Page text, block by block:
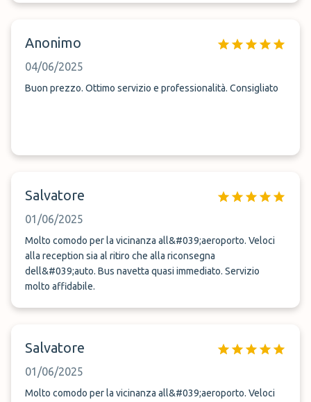
Anonimo
04/06/2025
Buon prezzo. Ottimo servizio e professionalità. Consigliato
Salvatore
01/06/2025
Molto comodo per la vicinanza all&#039;aeroporto. Veloci
alla reception sia al ritiro che alla riconsegna
dell&#039;auto. Bus navetta quasi immediato. Servizio
molto affidabile.
Salvatore
01/06/2025
Molto comodo per la vicinanza all&#039;aeroporto. Veloci